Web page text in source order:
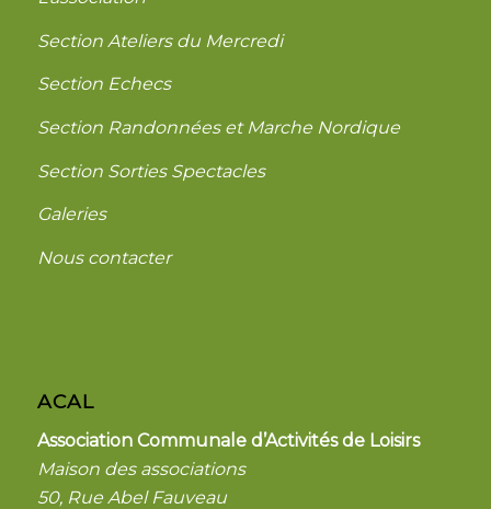
Section Ateliers du Mercredi
Section Echecs
Section Randonnées et Marche Nordique
Section Sorties Spectacles
Galeries
Nous contacter
ACAL
Association Communale d’Activités de Loisirs
Maison des associations
50, Rue Abel Fauveau